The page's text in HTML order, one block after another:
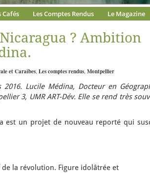
Cafés Les Comptes Rendus Le Magazine
? Ambition
et Caraïbes, Les comptes rendus, Montpellier
Lucile Médina, Docteur en
3, UMR ART-Dév. Elle se rend très
est un projet de nouveau reporté qui
la révolution. Figure idolâtrée et